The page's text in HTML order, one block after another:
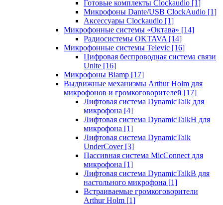
Готовые комплекты Clockaudio [1]
Микрофоны Dante/USB ClockAudio [1]
Аксессуары Clockaudio [1]
Микрофонные системы «Октава» [14]
Радиосистемы OKTAVA [14]
Микрофонные системы Televic [16]
Цифровая беспроводная система связи
Unite [16]
Микрофоны Biamp [17]
Выдвижные механизмы Arthur Holm для
микрофонов и громкоговорителей [17]
Лифтовая система DynamicTalk для
микрофона [4]
Лифтовая система DynamicTalkH для
микрофона [1]
Лифтовая система DynamicTalk
UnderCover [3]
Пассивная система MicConnect для
микрофона [1]
Лифтовая система DynamicTalkB для
настольного микрофона [1]
Встраиваемые громкоговорители
Arthur Holm [1]